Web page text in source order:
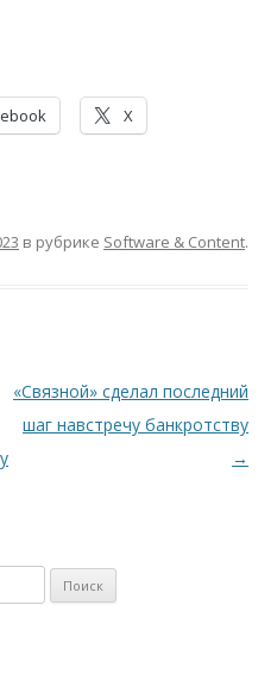
X
в рубрике Software & Content.
«Связной» сделал последний
шаг навстречу банкротству
→